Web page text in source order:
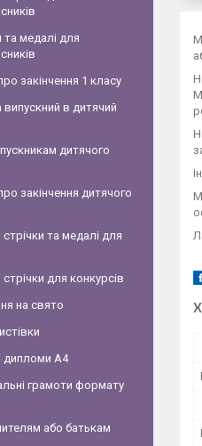
та медалі для
закінчення 1 класу
випускний в дитячий
дитячого
закінчення дитячого
та медалі для
для конкурсів
на свято
дипломи А4
грамоти формату
або батькам